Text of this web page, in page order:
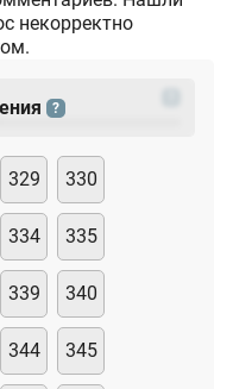
некорректно
?
329 330
334 335
339 340
344 345